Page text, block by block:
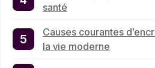
santé
Causes courantes
la vie moderne